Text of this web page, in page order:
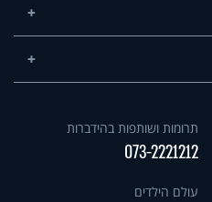
תרומות ושותפות בהידברות
073-2221212
עולם הילדים